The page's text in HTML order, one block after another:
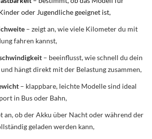
oder Jugendliche geeignet ist,
– zeigt an, wie viele Kilometer du mit
fahren kannst,
– beeinflusst, wie schnell du dein
hängt direkt mit der Belastung zusammen,
– klappbare, leichte Modelle sind ideal
in Bus oder Bahn,
an, ob der Akku über Nacht oder während der
geladen werden kann,